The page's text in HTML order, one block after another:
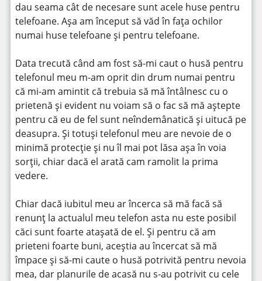
dau seama cât de necesare sunt acele huse pentru
telefoane. Așa am început să văd în fața ochilor
numai huse telefoane și pentru telefoane.
Data trecută când am fost să-mi caut o husă pentru
telefonul meu m-am oprit din drum numai pentru
că mi-am amintit că trebuia să mă întâlnesc cu o
prietenă și evident nu voiam să o fac să mă aștepte
pentru că eu de fel sunt neîndemânatică și uitucă pe
deasupra. Și totuși telefonul meu are nevoie de o
minimă protecție și nu îl mai pot lăsa așa în voia
sorții, chiar dacă el arată cam ramolit la prima
vedere.
Chiar dacă iubitul meu ar încerca să mă facă să
renunț la actualul meu telefon asta nu este posibil
căci sunt foarte atașată de el. Și pentru că am
prieteni foarte buni, aceștia au încercat să mă
împace și să-mi caute o husă potrivită pentru nevoia
mea, dar planurile de acasă nu s-au potrivit cu cele